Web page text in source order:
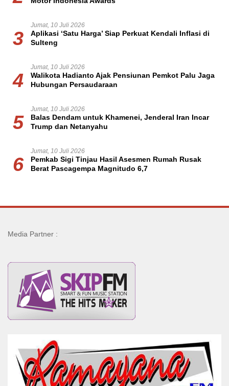
3
Jumat, 10 Juli 2026
Aplikasi ‘Satu Harga’ Siap Perkuat Kendali Inflasi di
Sulteng
4
Jumat, 10 Juli 2026
Walikota Hadianto Ajak Pensiunan Pemkot Palu Jaga
Hubungan Persaudaraan
5
Jumat, 10 Juli 2026
Balas Dendam untuk Khamenei, Jenderal Iran Incar
Trump dan Netanyahu
6
Jumat, 10 Juli 2026
Pemkab Sigi Tinjau Hasil Asesmen Rumah Rusak
Berat Pascagempa Magnitudo 6,7
Media Partner :